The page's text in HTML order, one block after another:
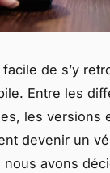
de s’y
Entre les
les versions
devenir un
nous avons